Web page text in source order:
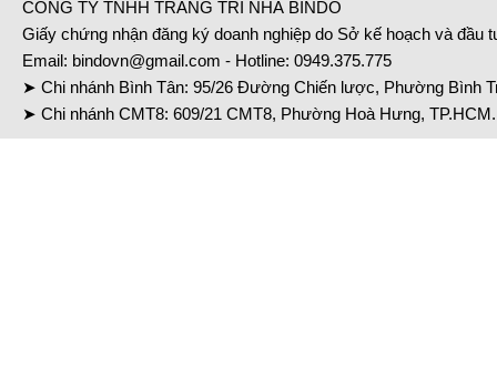
CÔNG TY TNHH TRANG TRÍ NHÀ BINDO
Giấy chứng nhận đăng ký doanh nghiệp do Sở kế hoạch và đầu
Email: bindovn@gmail.com - Hotline: 0949.375.775
➤ Chi nhánh Bình Tân: 95/26 Đường Chiến lược, Phường Bình
➤ Chi nhánh CMT8: 609/21 CMT8, Phường Hoà Hưng,